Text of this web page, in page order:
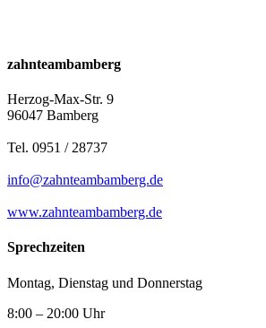
zahnteambamberg
Herzog-Max-Str. 9
96047 Bamberg
Tel. 0951 / 28737
info@zahnteambamberg.de
www.zahnteambamberg.de
Sprechzeiten
Montag, Dienstag und Donnerstag
8:00 – 20:00 Uhr